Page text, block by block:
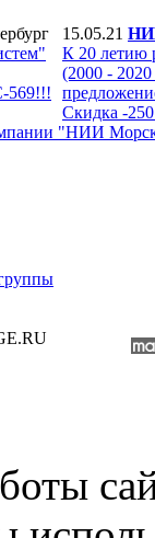
569!!!
15.05.21
К 20
(2000 -
Скидка -
"НИИ